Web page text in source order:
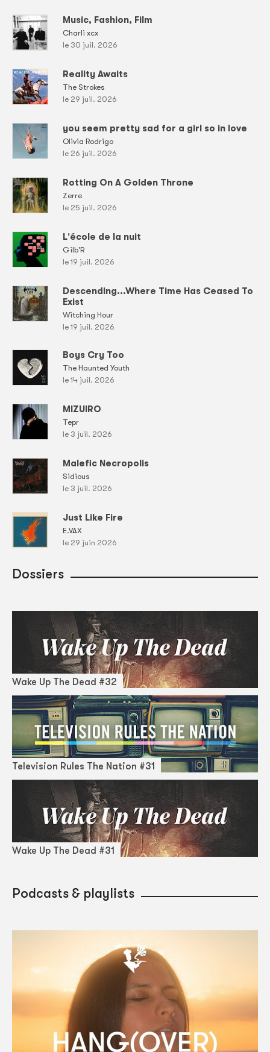
Music, Fashion, Film
Charli xcx
le 30 juil. 2026
Reality Awaits
The Strokes
le 29 juil. 2026
you seem pretty sad for a girl so in love
Olivia Rodrigo
le 26 juil. 2026
Rotting On A Golden Throne
Zerre
le 25 juil. 2026
L'école de la nuit
Gilb'R
le 19 juil. 2026
Descending...Where Time Has Ceased To
Exist
Witching Hour
le 19 juil. 2026
Boys Cry Too
The Haunted Youth
le 14 juil. 2026
MIZUIRO
Tepr
le 3 juil. 2026
Malefic Necropolis
Sidious
le 3 juil. 2026
Just Like Fire
E.VAX
le 29 juin 2026
Dossiers
Wake Up The Dead #32
Television Rules The Nation #31
Wake Up The Dead #31
Podcasts & playlists